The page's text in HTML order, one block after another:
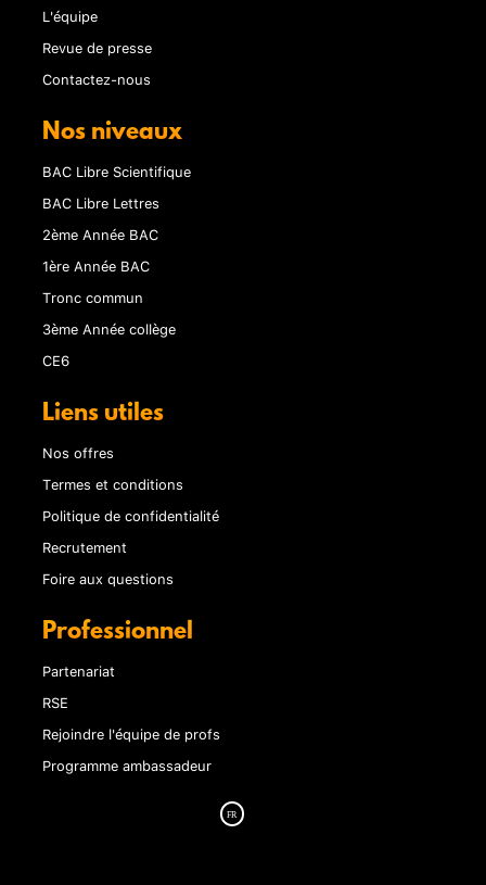
L'équipe
Revue de presse
Contactez-nous
Nos niveaux
BAC Libre Scientifique
BAC Libre Lettres
2ème Année BAC
1ère Année BAC
Tronc commun
3ème Année collège
CE6
Liens utiles
Nos offres
Termes et conditions
Politique de confidentialité
Recrutement
Foire aux questions
Professionnel
Partenariat
RSE
Rejoindre l'équipe de profs
Programme ambassadeur